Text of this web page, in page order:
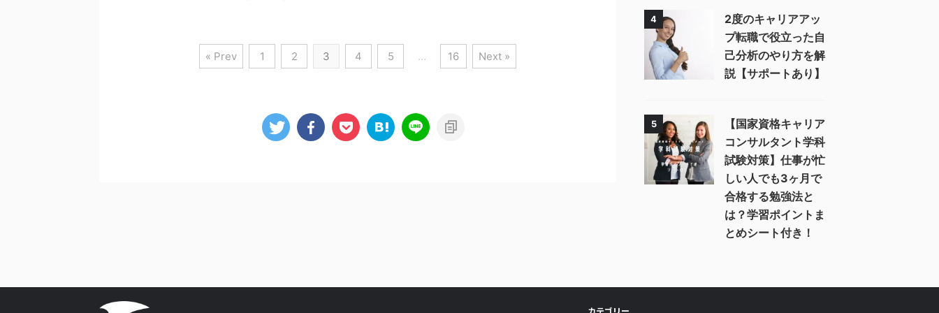
« Prev 1 2 3 4 5 … 16 Next »
4
2度のキャリアアッ
プ転職で役立った自
己分析のやり方を解
説【サポートあり】
5
【国家資格キャリア
コンサルタント学科
試験対策】仕事が忙
しい人でも3ヶ月で
合格する勉強法と
は？学習ポイントま
とめシート付き！